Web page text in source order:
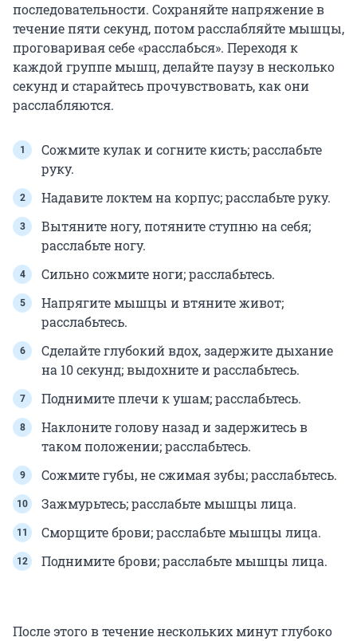
последовательности. Сохраняйте напряжение в
течение пяти секунд, потом расслабляйте мышцы,
проговаривая себе «расслабься». Переходя к
каждой группе мышц, делайте паузу в несколько
секунд и старайтесь прочувствовать, как они
расслабляются.
Сожмите кулак и согните кисть; расслабьте
руку.
Надавите локтем на корпус; расслабьте руку.
Вытяните ногу, потяните ступню на себя;
расслабьте ногу.
Сильно сожмите ноги; расслабьтесь.
Напрягите мышцы и втяните живот;
расслабьтесь.
Сделайте глубокий вдох, задержите дыхание
на 10 секунд; выдохните и расслабьтесь.
Поднимите плечи к ушам; расслабьтесь.
Наклоните голову назад и задержитесь в
таком положении; расслабьтесь.
Сожмите губы, не сжимая зубы; расслабьтесь.
Зажмурьтесь; расслабьте мышцы лица.
Сморщите брови; расслабьте мышцы лица.
Поднимите брови; расслабьте мышцы лица.
После этого в течение нескольких минут глубоко